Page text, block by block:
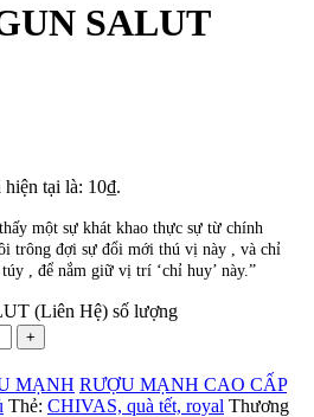
SALUT
hiện tại là: 10₫.
một sự khát khao thực sự từ chính
trông đợi sự đổi mới thú vị này , và chỉ
, để nắm giữ vị trí ‘chỉ huy’ này.”
(Liên Hệ) số lượng
MẠNH RƯỢU MẠNH CAO CẤP
Thẻ: CHIVAS, quà tết, royal Thương